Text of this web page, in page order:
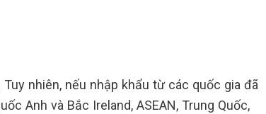
nhiên, nếu nhập khẩu từ các quốc gia đã
Anh và Bắc Ireland, ASEAN, Trung Quốc,